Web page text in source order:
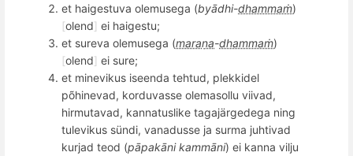
et haigestuva olemusega (byādhi-dhammaṁ)
[olend] ei haigestu;
et sureva olemusega (maraṇa-dhammaṁ)
[olend] ei sure;
et minevikus iseenda tehtud, plekkidel
põhinevad, korduvasse olemasollu viivad,
hirmutavad, kannatuslike tagajärgedega ning
tulevikus sündi, vanadusse ja surma juhtivad
kurjad teod (pāpakāni kammāni) ei kanna vilju